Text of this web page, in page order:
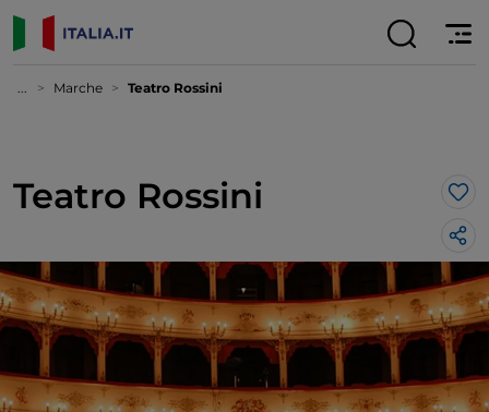
... Marche Teatro Rossini
Teatro Rossini